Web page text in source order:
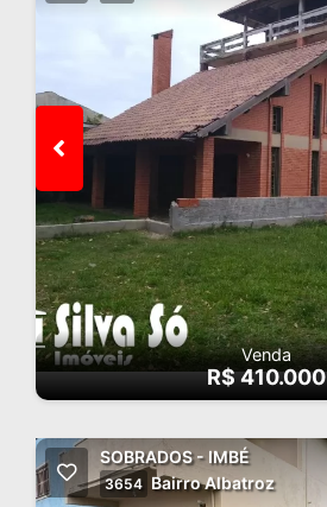
Venda
R$ 410.000
SOBRADOS - IMBÉ
3654 Bairro Albatroz